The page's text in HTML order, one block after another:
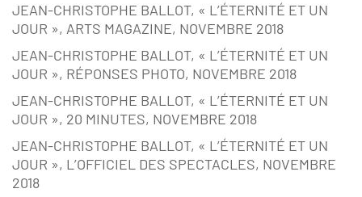
JEAN-CHRISTOPHE BALLOT, « L’ÉTERNITÉ ET UN
JOUR », ARTS MAGAZINE, NOVEMBRE 2018
JEAN-CHRISTOPHE BALLOT, « L’ÉTERNITÉ ET UN
JOUR », RÉPONSES PHOTO, NOVEMBRE 2018
JEAN-CHRISTOPHE BALLOT, « L’ÉTERNITÉ ET UN
JOUR », 20 MINUTES, NOVEMBRE 2018
JEAN-CHRISTOPHE BALLOT, « L’ÉTERNITÉ ET UN
JOUR », L’OFFICIEL DES SPECTACLES, NOVEMBRE
2018